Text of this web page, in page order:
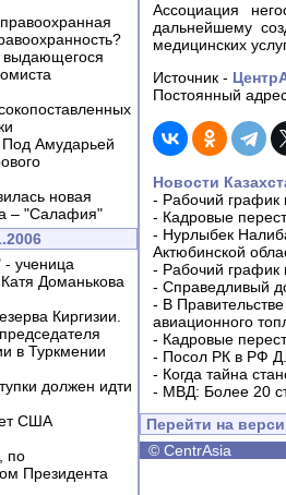
выдающегося
Под Амударьей
новая
– "Салафия"
ученица
Доманькова
Киргизии.
в Туркмении
должен идти
США
по
Президента
Ассоциация
дальнейшему
медицинских
Источник -
Постоянный
Новости
- Рабочий график
- Кадровые
- Нурлыбек
Актюбинской
- Рабочий график
- Справедливый
- В
авиационного
- Кадровые
- Посол РК в РФ
- Когда тайна
- МВД: Более 20
Перейти на
© CentrAsia